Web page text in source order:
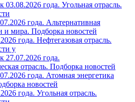
03.08.2026 года. Угольная отрасль.
года. Альтернативная
и мира. Подборка новостей
года. Нефтегазовая отрасль.
у
27.07.2026 года.
отрасль. Подборка новостей
года. Атомная энергетика
новостей
года. Угольная отрасль.